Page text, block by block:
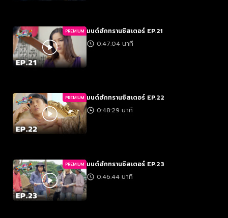
PREMIUM มนต์ฮักทรานซิสเตอร์ EP.21
0:47:04 นาที
PREMIUM มนต์ฮักทรานซิสเตอร์ EP.22
0:48:29 นาที
PREMIUM มนต์ฮักทรานซิสเตอร์ EP.23
0:46:44 นาที